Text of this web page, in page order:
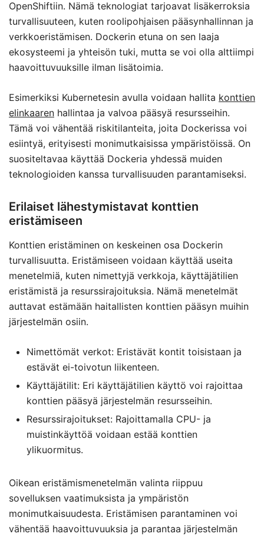
OpenShiftiin. Nämä teknologiat tarjoavat lisäkerroksia
turvallisuuteen, kuten roolipohjaisen pääsynhallinnan ja
verkkoeristämisen. Dockerin etuna on sen laaja
ekosysteemi ja yhteisön tuki, mutta se voi olla alttiimpi
haavoittuvuuksille ilman lisätoimia.
Esimerkiksi Kubernetesin avulla voidaan hallita konttien
elinkaaren hallintaa ja valvoa pääsyä resursseihin.
Tämä voi vähentää riskitilanteita, joita Dockerissa voi
esiintyä, erityisesti monimutkaisissa ympäristöissä. On
suositeltavaa käyttää Dockeria yhdessä muiden
teknologioiden kanssa turvallisuuden parantamiseksi.
Erilaiset lähestymistavat konttien
eristämiseen
Konttien eristäminen on keskeinen osa Dockerin
turvallisuutta. Eristämiseen voidaan käyttää useita
menetelmiä, kuten nimettyjä verkkoja, käyttäjätilien
eristämistä ja resurssirajoituksia. Nämä menetelmät
auttavat estämään haitallisten konttien pääsyn muihin
järjestelmän osiin.
Nimettömät verkot: Eristävät kontit toisistaan ja
estävät ei-toivotun liikenteen.
Käyttäjätilit: Eri käyttäjätilien käyttö voi rajoittaa
konttien pääsyä järjestelmän resursseihin.
Resurssirajoitukset: Rajoittamalla CPU- ja
muistinkäyttöä voidaan estää konttien
ylikuormitus.
Oikean eristämismenetelmän valinta riippuu
sovelluksen vaatimuksista ja ympäristön
monimutkaisuudesta. Eristämisen parantaminen voi
vähentää haavoittuvuuksia ja parantaa järjestelmän